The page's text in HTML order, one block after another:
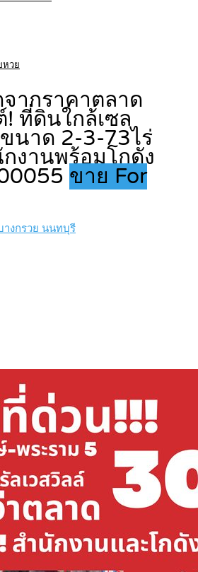
หวย
ากราคาตลาด
! ที่ดินใกล้เซล
นาด 2-3-73ไร่
งานพร้อมโกดัง
ขาย For
างกรวย นนทบุรี